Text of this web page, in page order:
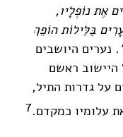
אֶת נוֹפְלָיו,
בַּלֵּילוֹת הוֹפֵךְ
. נערים היושבים
היישוב ראשם
על גדרות התיל,
עלומיו כמקדם.7